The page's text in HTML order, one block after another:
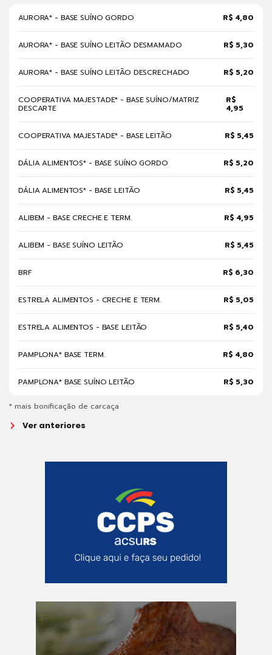
AURORA* - BASE SUÍNO GORDO R$ 4,80
AURORA* - BASE SUÍNO LEITÃO DESMAMADO R$ 5,30
AURORA* - BASE SUÍNO LEITÃO DESCRECHADO R$ 5,20
COOPERATIVA MAJESTADE* - BASE SUÍNO/MATRIZ
DESCARTE
R$
4,95
COOPERATIVA MAJESTADE* - BASE LEITÃO R$ 5,45
DÁLIA ALIMENTOS* - BASE SUÍNO GORDO R$ 5,20
DÁLIA ALIMENTOS* - BASE LEITÃO R$ 5,45
ALIBEM - BASE CRECHE E TERM. R$ 4,95
ALIBEM - BASE SUÍNO LEITÃO R$ 5,45
BRF R$ 6,30
ESTRELA ALIMENTOS - CRECHE E TERM. R$ 5,05
ESTRELA ALIMENTOS - BASE LEITÃO R$ 5,40
PAMPLONA* BASE TERM. R$ 4,80
PAMPLONA* BASE SUÍNO LEITÃO R$ 5,30
* mais bonificação de carcaça
Ver anteriores